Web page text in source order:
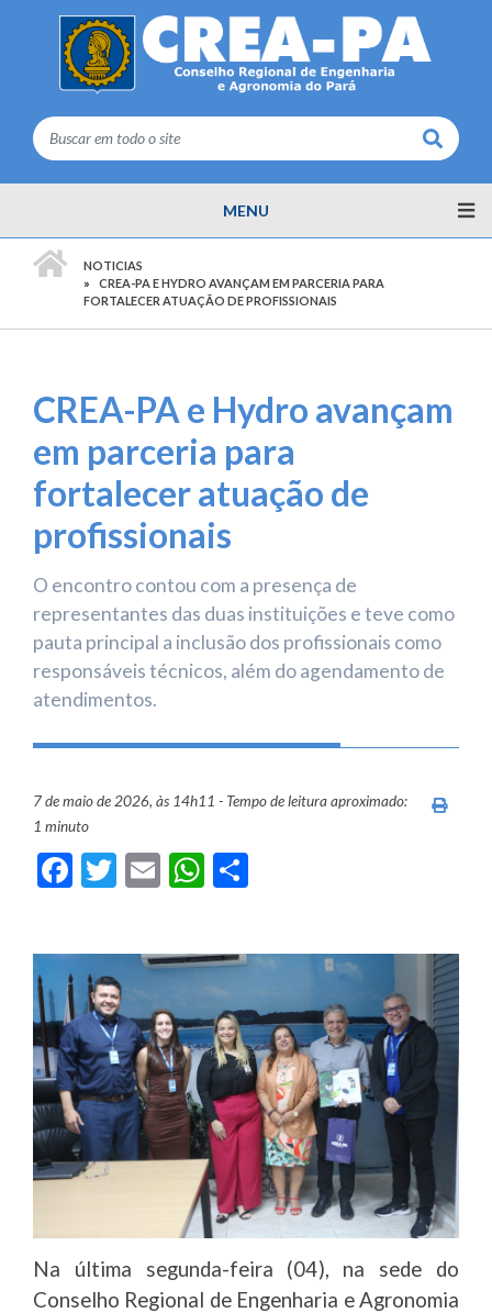
Buscar
MENU
NOTICIAS
CREA-PA E HYDRO AVANÇAM EM PARCERIA PARA
FORTALECER ATUAÇÃO DE PROFISSIONAIS
CREA-PA e Hydro avançam
em parceria para
fortalecer atuação de
profissionais
O encontro contou com a presença de
representantes das duas instituições e teve como
pauta principal a inclusão dos profissionais como
responsáveis técnicos, além do agendamento de
atendimentos.
7 de maio de 2026, às 14h11 - Tempo de leitura aproximado:
1 minuto
Facebook
Twitter
EmailWhatsApp
Na última segunda-feira (04), na sede do
Conselho Regional de Engenharia e Agronomia